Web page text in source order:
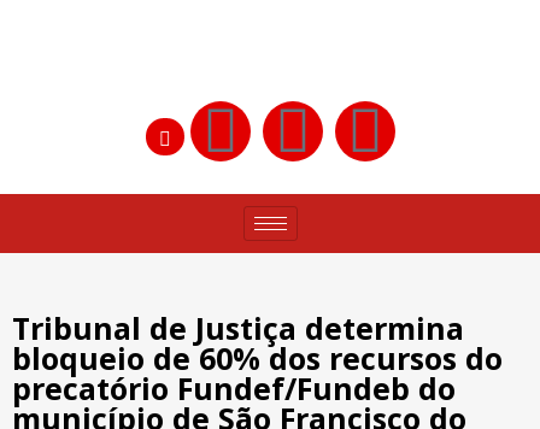
Tribunal de Justiça determina
bloqueio de 60% dos recursos do
precatório Fundef/Fundeb do
município de São Francisco do